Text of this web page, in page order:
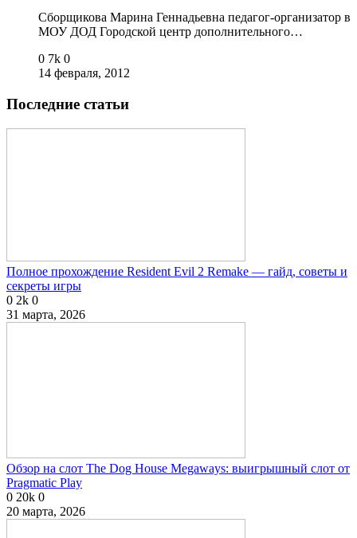
Сборщикова Марина Геннадьевна педагог-организатор в
МОУ ДОД Городской центр дополнительного…
0 7k 0
14 февраля, 2012
Последние статьи
Полное прохождение Resident Evil 2 Remake — гайд, советы и
секреты игры
0 2k 0
31 марта, 2026
Обзор на слот The Dog House Megaways: выигрышный слот от
Pragmatic Play
0 20k 0
20 марта, 2026